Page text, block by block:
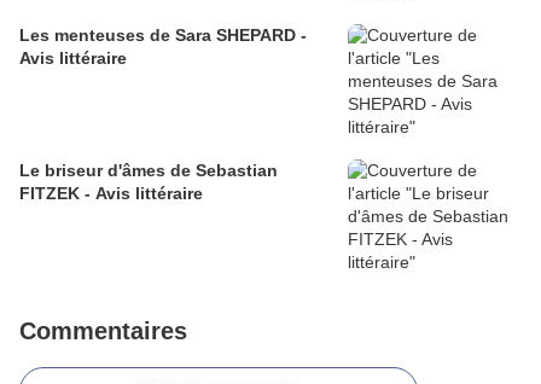
Les menteuses de Sara SHEPARD -
Avis littéraire
Le briseur d'âmes de Sebastian
FITZEK - Avis littéraire
Commentaires